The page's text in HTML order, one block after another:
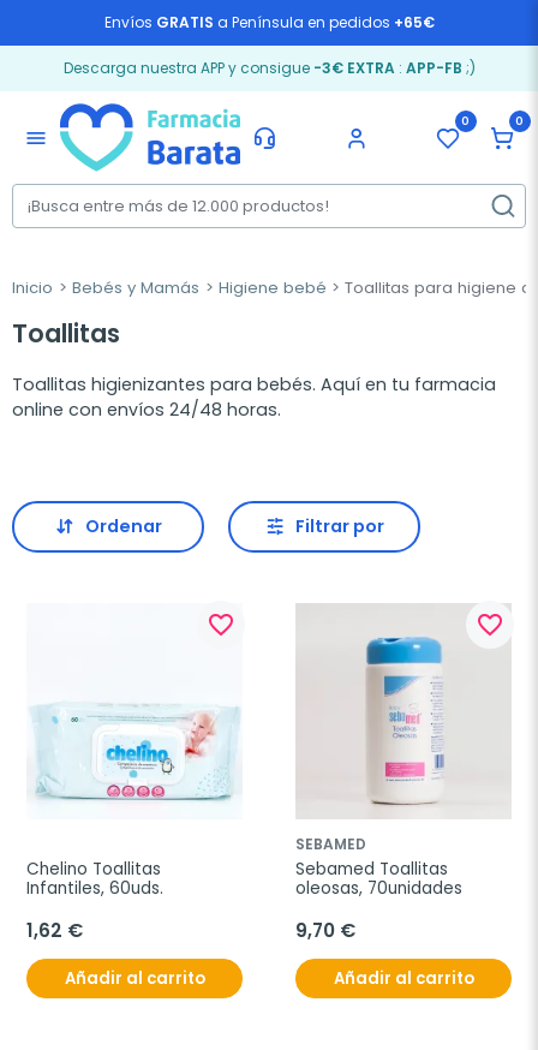
Envíos GRATIS a Península en pedidos +65€
Descarga nuestra APP y consigue -3€ EXTRA: APP-FB ;)
menu
0 0
Inicio Bebés y Mamás Higiene bebé Toallitas para higiene
Toallitas
Toallitas higienizantes para bebés. Aquí en tu farmacia
online con envíos 24/48 horas.
Ordenar Filtrar por
favorite_border
Chelino Toallitas
Infantiles, 60uds.
1,62 €
Añadir al carrito
favorite_border
SEBAMED
Sebamed Toallitas
oleosas, 70unidades
9,70 €
Añadir al carrito